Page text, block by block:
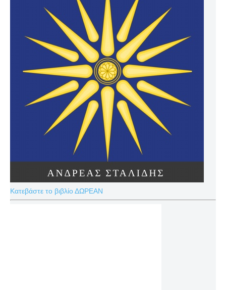
Κατεβάστε το βιβλίο ΔΩΡΕΑΝ